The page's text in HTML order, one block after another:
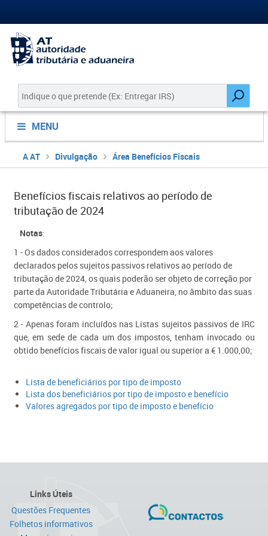
MENU
A AT Divulgação Área Benefícios Fiscais
Benefícios fiscais relativos ao período de
tributação de 2024
​Notas:
1 - Os dados con​siderados correspondem aos valores
declarados pelos sujeitos passivos relativos ao período de
tributação de 2024​​​, os quais poderão ser objeto de correção por
parte da Autoridade Tributária e Aduaneira, no âmbito das suas
competências de controlo;
2 - Apenas foram incluídos nas Listas sujeitos passivos de IRC
que, em sede de cada um dos impostos, tenham invocado ou
obtido benefícios fiscais de valor igual ou superior a € 1.000,00;​
Lista de beneficiários ​por tipo de impo​sto
Lista dos beneficiários por tipo de imposto e benefício
Valores agregados por tipo de imposto e benefício​
Links Úteis
Questões Frequentes
Folhetos informativos